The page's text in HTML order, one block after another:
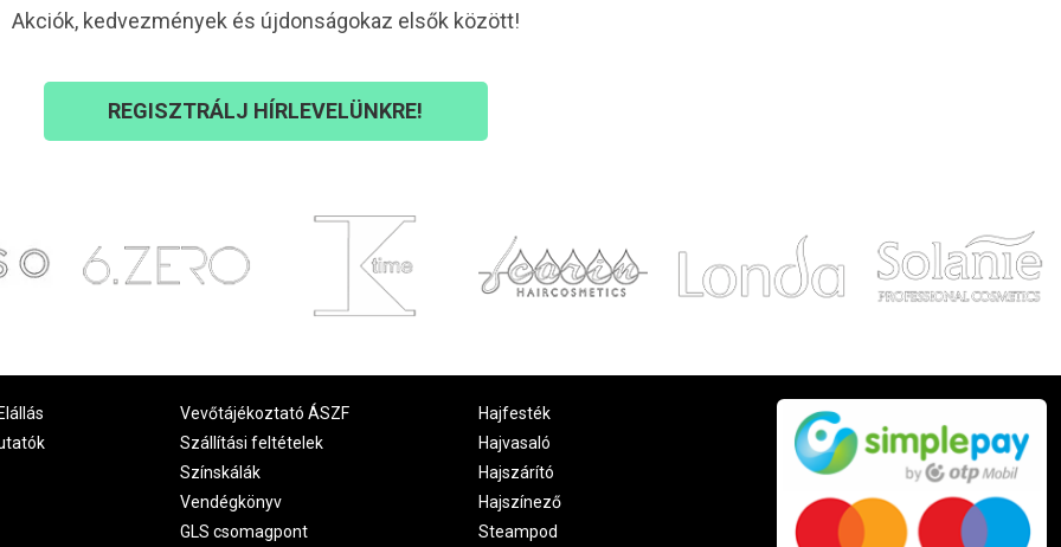
Akciók, kedvezmények és újdonságokaz elsők között!
REGISZTRÁLJ HÍRLEVELÜNKRE!
Vevőtájékoztató ÁSZF
Szállítási feltételek
Színskálák
Vendégkönyv
GLS csomagpont
Hajfesték
Hajvasaló
Hajszárító
Hajszínező
Steampod